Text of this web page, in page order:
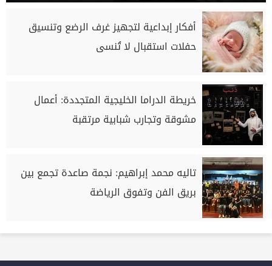
أفكار إبداعية لتجهيز غرف الرضع وتنسيق
حفلات استقبال لا تُنسى
خريطة الدراما الخليجية المتجددة: أعمال
مشوقة وتجارب شبابية مرتقبة
تاليه محمد إبراهيم: نجمة صاعدة تجمع بين
بريق الفن وتفوق الرياضة